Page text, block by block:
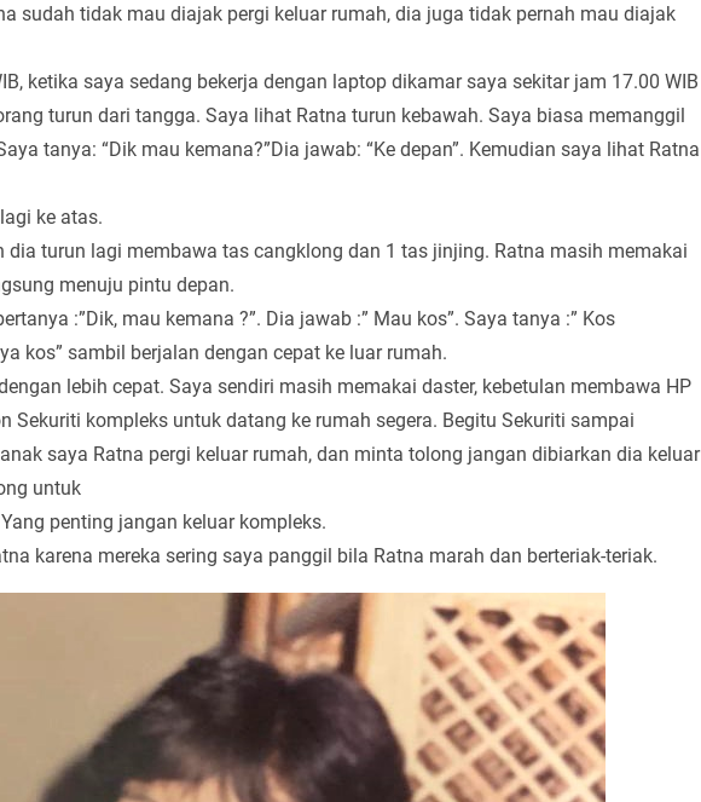
sudah tidak mau diajak pergi keluar rumah, dia juga tidak pernah mau diajak
ketika saya sedang bekerja dengan laptop dikamar saya sekitar jam 17.00 WIB
turun dari tangga. Saya lihat Ratna turun kebawah. Saya biasa memanggil
tanya: “Dik mau kemana?”Dia jawab: “Ke depan”. Kemudian saya lihat Ratna
ke atas.
dia turun lagi membawa tas cangklong dan 1 tas jinjing. Ratna masih memakai
menuju pintu depan.
:”Dik, mau kemana ?”. Dia jawab :” Mau kos”. Saya tanya :” Kos
kos” sambil berjalan dengan cepat ke luar rumah.
lebih cepat. Saya sendiri masih memakai daster, kebetulan membawa HP
Sekuriti kompleks untuk datang ke rumah segera. Begitu Sekuriti sampai
saya Ratna pergi keluar rumah, dan minta tolong jangan dibiarkan dia keluar
untuk
penting jangan keluar kompleks.
karena mereka sering saya panggil bila Ratna marah dan berteriak-teriak.